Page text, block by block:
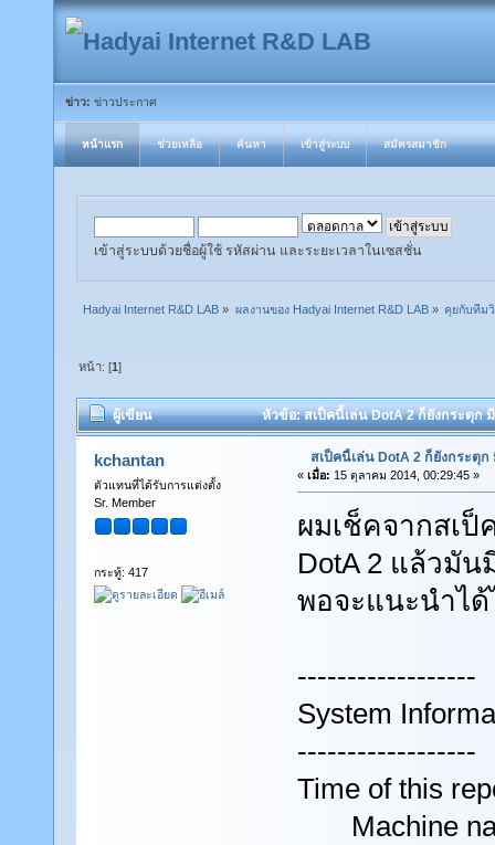
ข่าว: ข่าวประกาศ
หน้าแรก ช่วยเหลือ ค้นหา เข้าสู่ระบบ สมัครสมาชิก
เข้าสู่ระบบด้วยชื่อผู้ใช้ รหัสผ่าน และระยะเวลาในเซสชั่น
Hadyai Internet R&D LAB » ผลงานของ Hadyai Internet R&D LAB» คุยกับทีม
หน้า: [1]
ผู้เขียน หัวข้อ: สเป็คนี้เล่น DotA 2 ก็ยังกระตุก
kchantan
ตัวแทนที่ได้รับการแต่งตั้ง
Sr. Member
กระทู้: 417
สเป็คนี้เล่น DotA 2 ก็ยังกระตุก
« เมื่อ: 15 ตุลาคม 2014, 00:29:45 »
ผมเช็คจากสเ
DotA 2 แล้วมัน
พอจะแนะนำไ
------------------
System
------------------
Time of this
Machine